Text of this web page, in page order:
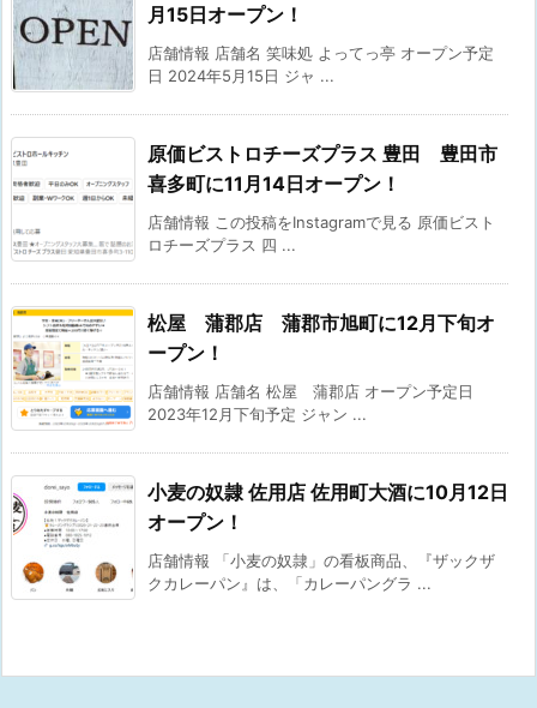
月15日オープン！
店舗情報 店舗名 笑味処 よってっ亭 オープン予定
日 2024年5月15日 ジャ ...
原価ビストロチーズプラス 豊田 豊田市
喜多町に11月14日オープン！
店舗情報 この投稿をInstagramで見る 原価ビスト
ロチーズプラス 四 ...
松屋 蒲郡店 蒲郡市旭町に12月下旬オ
ープン！
店舗情報 店舗名 松屋 蒲郡店 オープン予定日
2023年12月下旬予定 ジャン ...
小麦の奴隷 佐用店 佐用町大酒に10月12日
オープン！
店舗情報 「小麦の奴隷」の看板商品、『ザックザ
クカレーパン』は、「カレーパングラ ...